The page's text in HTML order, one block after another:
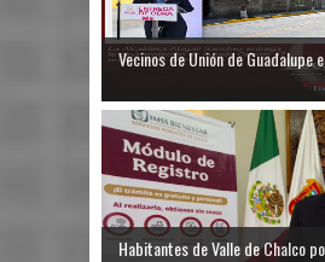
Vecinos de Unión de Guadalupe
Habitantes de Valle de Chalco